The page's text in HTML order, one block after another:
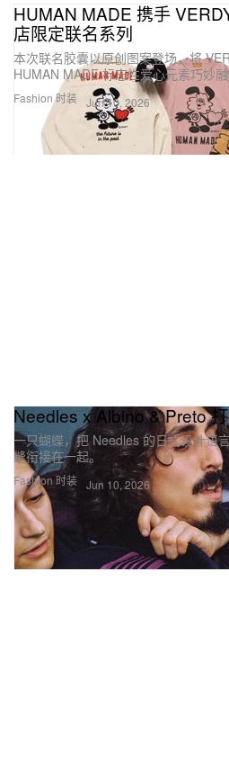
Fashion 时装
HUMAN MADE 携手
店限定联名系列
本次联名胶囊以原创图案登场，将
HUMAN MADE 标志性爱心元素巧妙融
Jun 10, 2026
Fashion 时装
Needles x Albino & Preto
一只蝴蝶，把 Needles 的日式设计语
缝衔接在一起。
Jun 10, 2026